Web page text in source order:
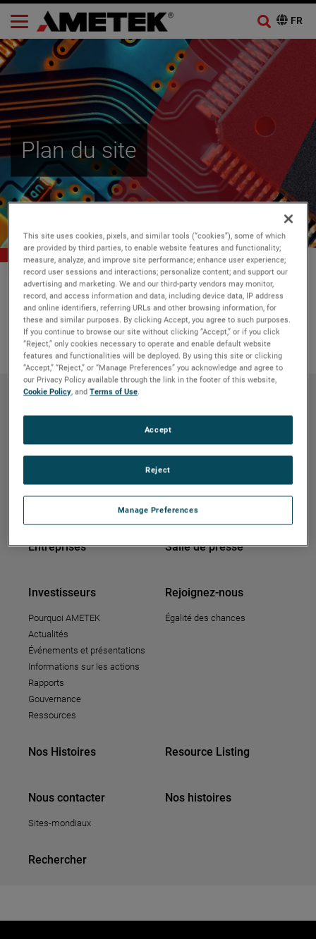
Plan du site
AMETEK Plan du site
EXPLOREZ notre site
Fondations et
Durabilité
Équipe de gestion
Notre modèle de croissance
Responsabilités du
fournisseur
Customer Solutions Center
Entreprises Salle de presse
Investisseurs
Pourquoi AMETEK
Actualités
Événements et présentations
Informations sur les actions
Rapports
Gouvernance
Ressources
Rejoignez-nous
Égalité des chances
Nos Histoires Resource Listing
Nous contacter
Sites-mondiaux
Nos histoires
Rechercher
This site uses cookies, pixels, and similar tools (“cookies”), some of which
are provided by third parties, to enable website features and functionality;
measure, analyze, and improve site performance; enhance user experience;
record user sessions and interactions; personalize content; and support our
advertising and marketing. We and our third-party vendors may monitor,
record, and access information and data, including device data, IP address
and online identifiers, referring URLs and other browsing information, for
these and similar purposes. By clicking Accept, you agree to such purposes.
If you continue to browse our site without clicking “Accept,” or if you click
“Reject,” only cookies necessary to operate and enable default website
features and functionalities will be deployed. By using this site or clicking
“Accept,” “Reject,” or “Manage Preferences” you acknowledge and agree to
our Privacy Policy available through the link in the footer of this website,
Cookie Policy, andTerms of Use.
Manage Preferences
Reject
Accept